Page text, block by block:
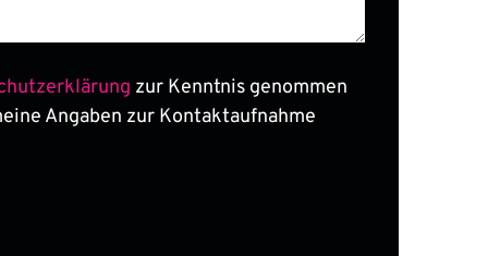
zur Kenntnis genommen
Angaben zur Kontaktaufnahme